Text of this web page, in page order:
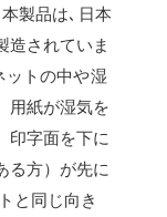
製品は､日本
造されていま
ットの中や湿
用紙が湿気を
印字面を下に
る方）が先に
と同じ向き